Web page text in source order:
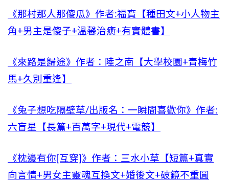
《那村那人那傻瓜》作者:福寶【種田文+小人物主
角+男主是傻子+溫馨治癒+有實體書】
《來路是歸途》作者：陸之南【大學校園+青梅竹
馬+久別重逢】
《兔子想吃隔壁草/出版名：一瞬間喜歡你》作者:
六盲星【長篇+百萬字+現代+電競】
《枕邊有你[互穿]》作者：三水小草【短篇+真實
向言情+男女主靈魂互換文+婚後文+破鏡不重圓